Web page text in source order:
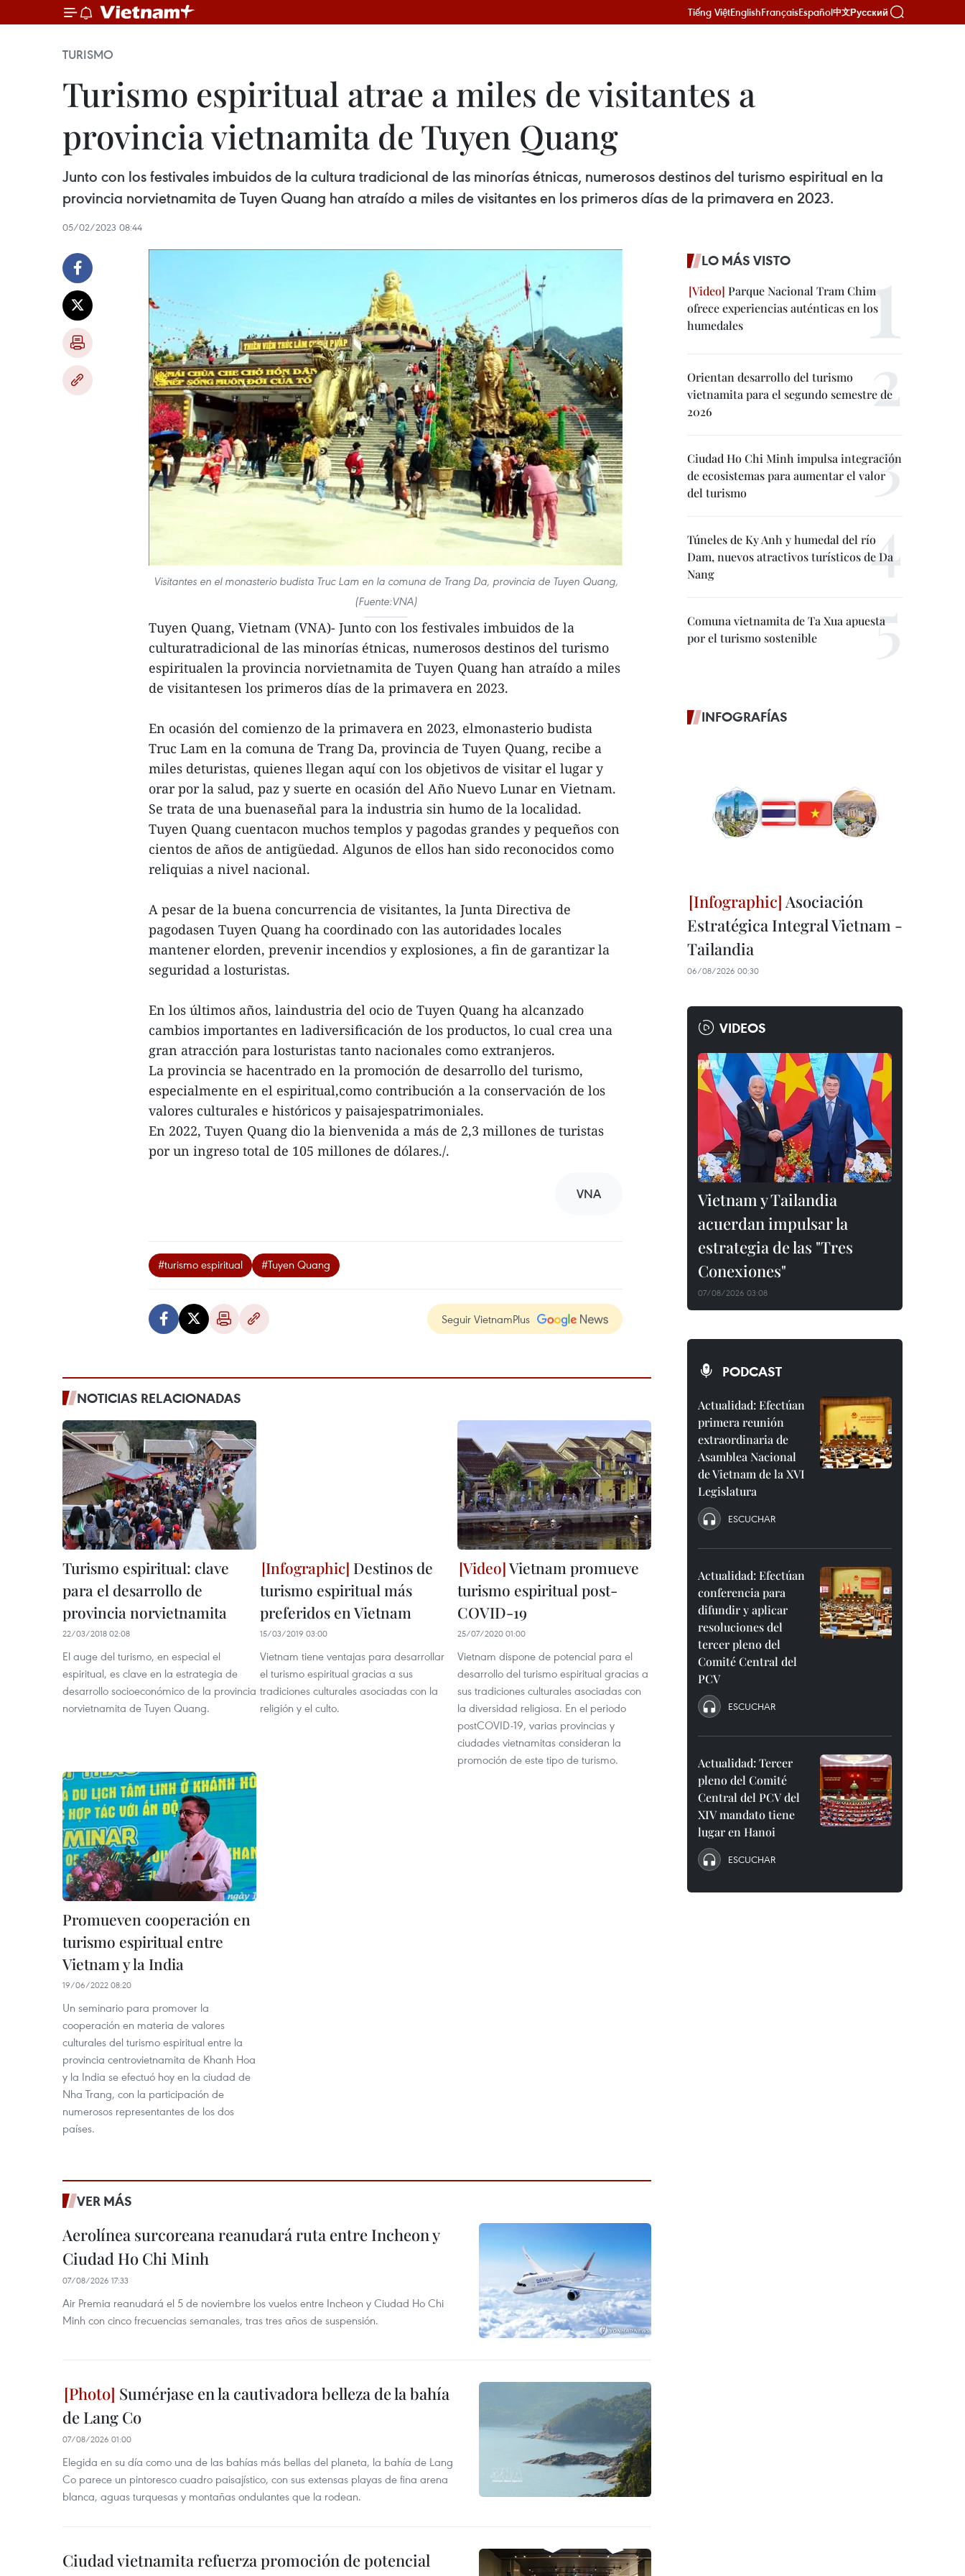
Tiếng ViệtEnglishFrançaisEspañol中文Русский
TURISMO
Turismo espiritual atrae a miles de visitantes a
provincia vietnamita de Tuyen Quang
Junto con los festivales imbuidos de la cultura tradicional de las minorías étnicas, numerosos destinos del turismo espiritual en la
provincia norvietnamita de Tuyen Quang han atraído a miles de visitantes en los primeros días de la primavera en 2023.
05/02/2023 08:44
Visitantes en el monasterio budista Truc Lam en la comuna de Trang Da, provincia de Tuyen Quang,
(Fuente:VNA)
Tuyen Quang, Vietnam (VNA)- Junto con los festivales imbuidos de la
culturatradicional de las minorías étnicas, numerosos destinos del turismo
espiritualen la provincia norvietnamita de Tuyen Quang han atraído a miles
de visitantesen los primeros días de la primavera en 2023.
En ocasión del comienzo de la primavera en 2023, elmonasterio budista
Truc Lam en la comuna de Trang Da, provincia de Tuyen Quang, recibe a
miles deturistas, quienes llegan aquí con los objetivos de visitar el lugar y
orar por la salud, paz y suerte en ocasión del Año Nuevo Lunar en Vietnam.
Se trata de una buenaseñal para la industria sin humo de la localidad.
Tuyen Quang cuentacon muchos templos y pagodas grandes y pequeños con
cientos de años de antigüedad. Algunos de ellos han sido reconocidos como
reliquias a nivel nacional.
A pesar de la buena concurrencia de visitantes, la Junta Directiva de
pagodasen Tuyen Quang ha coordinado con las autoridades locales
mantener elorden, prevenir incendios y explosiones, a fin de garantizar la
seguridad a losturistas.
En los últimos años, laindustria del ocio de Tuyen Quang ha alcanzado
cambios importantes en ladiversificación de los productos, lo cual crea una
gran atracción para losturistas tanto nacionales como extranjeros.
La provincia se hacentrado en la promoción de desarrollo del turismo,
especialmente en el espiritual,como contribución a la conservación de los
valores culturales e históricos y paisajespatrimoniales.
En 2022, Tuyen Quang dio la bienvenida a más de 2,3 millones de turistas
por un ingreso total de 105 millones de dólares./.
VNA
#turismo espiritual #Tuyen Quang
Seguir VietnamPlus
NOTICIAS RELACIONADAS
Turismo espiritual: clave
para el desarrollo de
provincia norvietnamita
22/03/2018 02:08
El auge del turismo, en especial el
espiritual, es clave en la estrategia de
desarrollo socioeconómico de la provincia
norvietnamita de Tuyen Quang.
Destinos de
turismo espiritual más
preferidos en Vietnam
15/03/2019 03:00
Vietnam tiene ventajas para desarrollar
el turismo espiritual gracias a sus
tradiciones culturales asociadas con la
religión y el culto.
Vietnam promueve
turismo espiritual post-
COVID-19
25/07/2020 01:00
Vietnam dispone de potencial para el
desarrollo del turismo espiritual gracias a
sus tradiciones culturales asociadas con
la diversidad religiosa. En el periodo
postCOVID-19, varias provincias y
ciudades vietnamitas consideran la
promoción de este tipo de turismo.
Promueven cooperación en
turismo espiritual entre
Vietnam y la India
19/06/2022 08:20
Un seminario para promover la
cooperación en materia de valores
culturales del turismo espiritual entre la
provincia centrovietnamita de Khanh Hoa
y la India se efectuó hoy en la ciudad de
Nha Trang, con la participación de
numerosos representantes de los dos
países.
VER MÁS
Aerolínea surcoreana reanudará ruta entre Incheon y
Ciudad Ho Chi Minh
07/08/2026 17:33
Air Premia reanudará el 5 de noviembre los vuelos entre Incheon y Ciudad Ho Chi
Minh con cinco frecuencias semanales, tras tres años de suspensión.
Sumérjase en la cautivadora belleza de la bahía
de Lang Co
07/08/2026 01:00
Elegida en su día como una de las bahías más bellas del planeta, la bahía de Lang
Co parece un pintoresco cuadro paisajístico, con sus extensas playas de fina arena
blanca, aguas turquesas y montañas ondulantes que la rodean.
Ciudad vietnamita refuerza promoción de potencial
LO MÁS VISTO
Parque Nacional Tram Chim
ofrece experiencias auténticas en los
humedales
Orientan desarrollo del turismo
vietnamita para el segundo semestre de
2026
Ciudad Ho Chi Minh impulsa integración
de ecosistemas para aumentar el valor
del turismo
Túneles de Ky Anh y humedal del río
Dam, nuevos atractivos turísticos de Da
Nang
Comuna vietnamita de Ta Xua apuesta
por el turismo sostenible
INFOGRAFÍAS
Asociación
Estratégica Integral Vietnam -
Tailandia
06/08/2026 00:30
VIDEOS
Vietnam y Tailandia
acuerdan impulsar la
estrategia de las "Tres
Conexiones"
07/08/2026 03:08
PODCAST
Actualidad: Efectúan
primera reunión
extraordinaria de
Asamblea Nacional
de Vietnam de la XVI
Legislatura
ESCUCHAR
Actualidad: Efectúan
conferencia para
difundir y aplicar
resoluciones del
tercer pleno del
Comité Central del
PCV
ESCUCHAR
Actualidad: Tercer
pleno del Comité
Central del PCV del
XIV mandato tiene
lugar en Hanoi
ESCUCHAR